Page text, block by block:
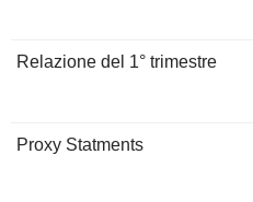
Relazione del 1° trimestre
Proxy Statments